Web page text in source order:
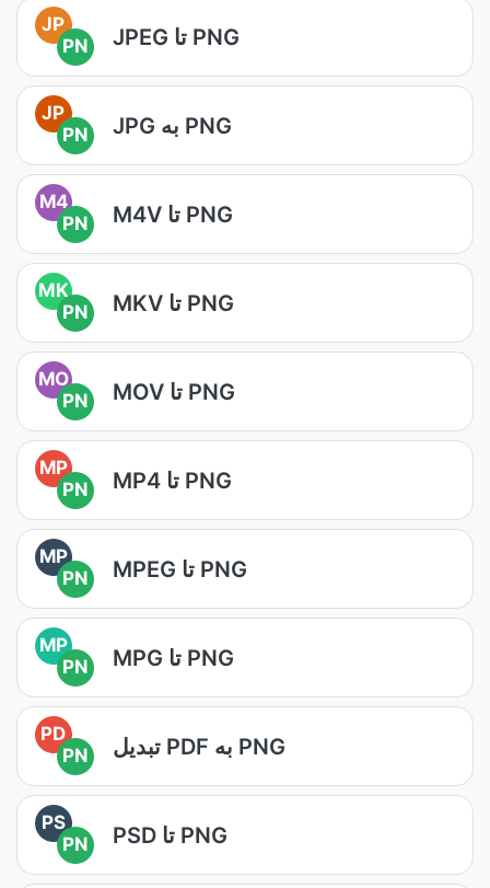
JP
PN
JPEG تا PNG
JP
PN
JPG به PNG
M4
PN
M4V تا PNG
MK
PN
MKV تا PNG
MO
PN
MOV تا PNG
MP
PN
MP4 تا PNG
MP
PN
MPEG تا PNG
MP
PN
MPG تا PNG
PD
PN
تبدیل PDF به PNG
PS
PN
PSD تا PNG